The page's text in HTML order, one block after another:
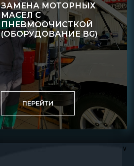
ЗАМЕНА МОТОРНЫХ
МАСЕЛ С
ПНЕВМООЧИСТКОЙ
(ОБОРУДОВАНИЕ BG)
ПЕРЕЙТИ
∨